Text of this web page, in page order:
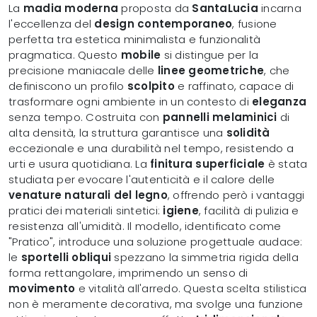
La madia moderna proposta da SantaLucia incarna
l'eccellenza del design contemporaneo, fusione
perfetta tra estetica minimalista e funzionalità
pragmatica. Questo mobile si distingue per la
precisione maniacale delle linee geometriche, che
definiscono un profilo scolpitoe raffinato, capace di
trasformare ogni ambiente in un contesto di eleganza
senza tempo. Costruita con pannelli melaminici di
alta densità, la struttura garantisce una solidità
eccezionale e una durabilità nel tempo, resistendo a
urti e usura quotidiana. La finitura superficiale è stata
studiata per evocare l'autenticità e il calore delle
venature naturali del legno, offrendo però i vantaggi
pratici dei materiali sintetici: igiene, facilità di pulizia e
resistenza all'umidità. Il modello, identificato come
"Pratico", introduce una soluzione progettuale audace:
le sportelli obliqui spezzano la simmetria rigida della
forma rettangolare, imprimendo un senso di
movimento e vitalità all'arredo. Questa scelta stilistica
non è meramente decorativa, ma svolge una funzione